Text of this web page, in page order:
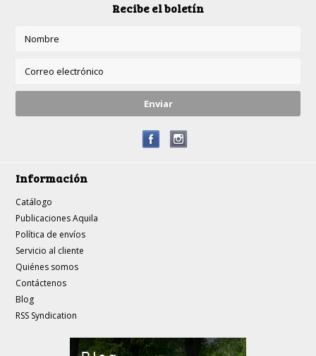
Recibe el boletín
Información
Catálogo
Publicaciones Aquila
Política de envíos
Servicio al cliente
Quiénes somos
Contáctenos
Blog
RSS Syndication